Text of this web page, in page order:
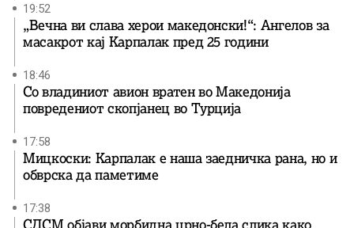
19:52
„Вечна ви слава херои македонски!“: Ангелов за
масакрот кај Карпалак пред 25 години
18:46
Со владиниот авион вратен во Македонија
повредениот скопјанец во Турција
17:58
Мицкоски: Карпалак е наша заедничка рана, но и
обврска да паметиме
17:38